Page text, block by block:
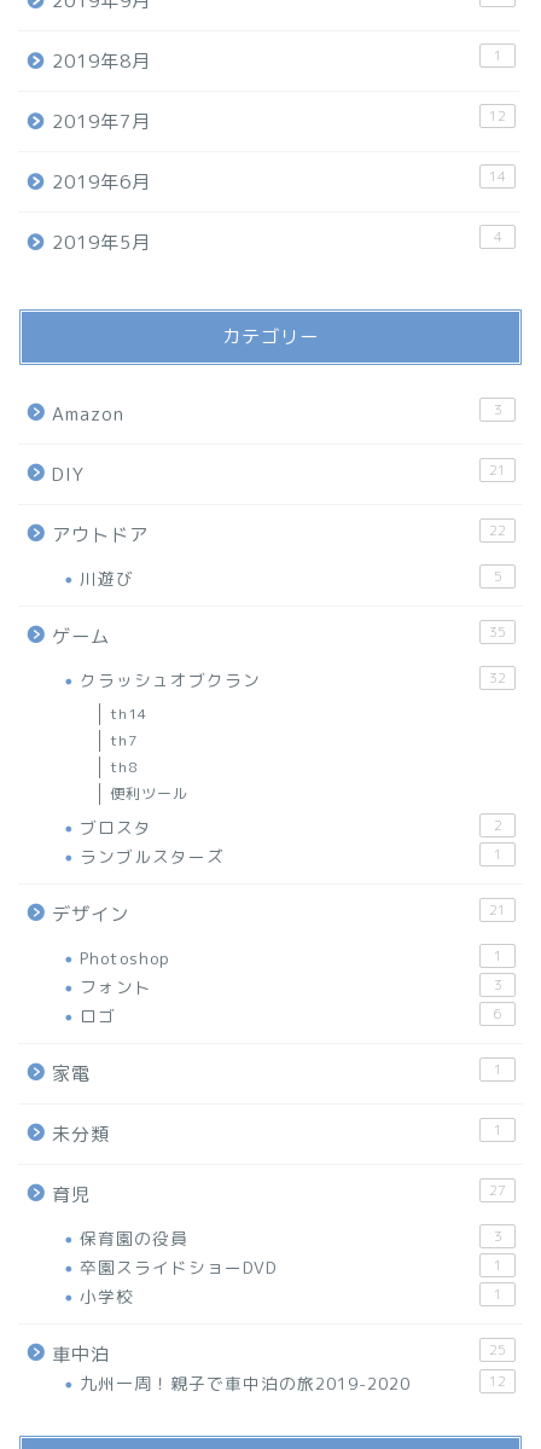
2019年8月 1
2019年7月 12
2019年6月 14
2019年5月 4
カテゴリー
Amazon 3
DIY 21
アウトドア 22
川遊び 5
ゲーム 35
クラッシュオブクラン 32
th14
th7
th8
便利ツール
ブロスタ 2
ランブルスターズ 1
デザイン 21
Photoshop 1
フォント 3
ロゴ 6
家電 1
未分類 1
育児 27
保育園の役員 3
卒園スライドショーDVD 1
小学校 1
車中泊 25
九州一周！親子で車中泊の旅2019-2020 12